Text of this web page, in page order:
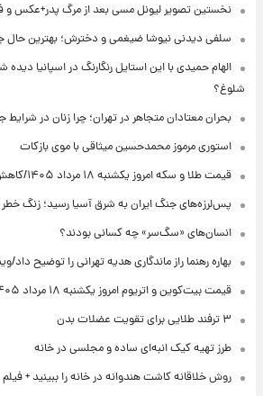
نخستین تصویر لیونل مسی بعد از مرگ پدر+عکس و
سلفی دیدنی نیوشا ضیغمی و دخترش؛ بهترین حال
الهام حمیدی با این استایل رنگارنگ در اسپانیا دیده
شلوغ؟
بحران معتادان متجاهر در تهران؛ چرا زنان در شرایط
استوری مرموز محمدحسین میثاقی با موی بازکات
قیمت طلا و سکه امروز یکشنبه ۱۸ مرداد ۱۴۰۵/کاهش قیمت طلا و سکه
پس‌لرزه‌های جنگ ایران به شرق آسیا رسید؛ زنگ خطر
انسان‌های «سگ‌سر» چه کسانی بودند؟
بهاره رهنما راز ماندگاری هدیه تهرانی را توضیح داد/
قیمت بیت‌کوین و اتریوم امروز یکشنبه ۱۸ مرداد ۱۴۰۵
۳ ترفند طلایی برای تقویت عضلات بدن
طرز تهیه کیک انبه‌ای ساده و مجلسی در خانه
روش خلاقانه کاشت هندوانه در خانه را ببینید + فیلم